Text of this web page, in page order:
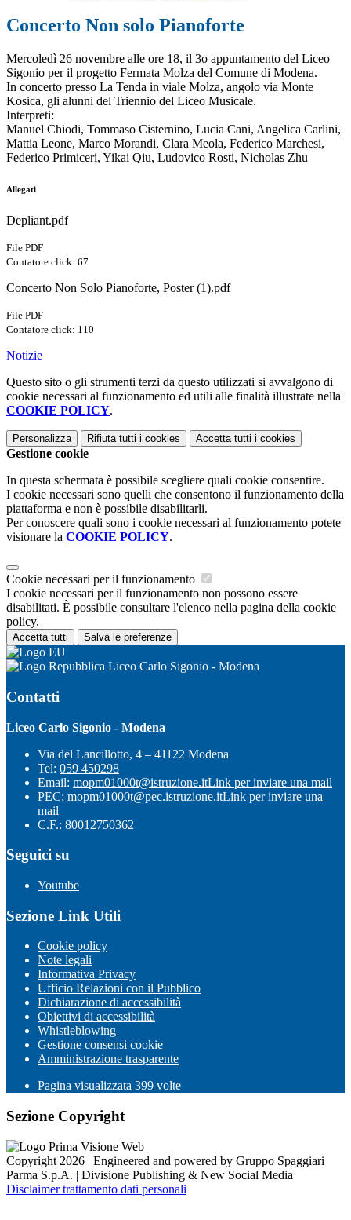
Concerto Non solo Pianoforte
Mercoledì 26 novembre alle ore 18, il 3o appuntamento del Liceo
Sigonio per il progetto Fermata Molza del Comune di Modena.
In concerto presso La Tenda in viale Molza, angolo via Monte
Kosica, gli alunni del Triennio del Liceo Musicale.
Interpreti:
Manuel Chiodi, Tommaso Cisternino, Lucia Cani, Angelica Carlini,
Mattia Leone, Marco Morandi, Clara Meola, Federico Marchesi,
Federico Primiceri, Yikai Qiu, Ludovico Rosti, Nicholas Zhu
Allegati
Depliant.pdf
File PDF
Contatore click: 67
Concerto Non Solo Pianoforte, Poster (1).pdf
File PDF
Contatore click: 110
Notizie
Questo sito o gli strumenti terzi da questo utilizzati si avvalgono di
cookie necessari al funzionamento ed utili alle finalità illustrate nella
COOKIE POLICY.
Personalizza Rifiuta tutti i cookies Accetta tutti i cookies
Gestione cookie
In questa schermata è possibile scegliere quali cookie consentire.
I cookie necessari sono quelli che consentono il funzionamento della
piattaforma e non è possibile disabilitarli.
Per conoscere quali sono i cookie necessari al funzionamento potete
visionare la COOKIE POLICY.
Cookie necessari per il funzionamento
I cookie necessari per il funzionamento non possono essere
disabilitati. È possibile consultare l'elenco nella pagina della cookie
policy.
Accetta tutti Salva le preferenze
Liceo Carlo Sigonio - Modena
Contatti
Liceo Carlo Sigonio - Modena
Via del Lancillotto, 4 – 41122 Modena
Tel: 059 450298
Email: mopm01000t@istruzione.itLink per inviare una mail
PEC: mopm01000t@pec.istruzione.itLink per inviare una
mail
C.F.: 80012750362
Seguici su
Youtube
Sezione Link Utili
Cookie policy
Note legali
Informativa Privacy
Ufficio Relazioni con il Pubblico
Dichiarazione di accessibilità
Obiettivi di accessibilità
Whistleblowing
Gestione consensi cookie
Amministrazione trasparente
Pagina visualizzata 399 volte
Sezione Copyright
Copyright 2026 | Engineered and powered by Gruppo Spaggiari
Parma S.p.A. | Divisione Publishing & New Social Media
Disclaimer trattamento dati personali